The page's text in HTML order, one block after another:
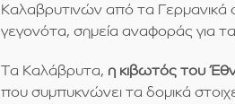
Καλαβρυτινών από τα Γερμανικά
γεγονότα, σημεία αναφοράς για
Τα Καλάβρυτα, η κιβωτός του
που συμπυκνώνει τα δομικά